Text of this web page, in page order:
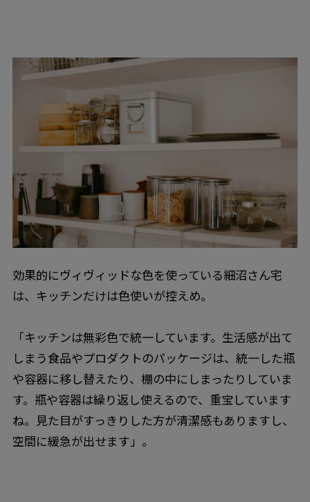
効果的にヴィヴィッドな色を使っている細沼さん宅
は、キッチンだけは色使いが控えめ。
「キッチンは無彩色で統一しています。生活感が出て
しまう食品やプロダクトのパッケージは、統一した瓶
や容器に移し替えたり、棚の中にしまったりしていま
す。瓶や容器は繰り返し使えるので、重宝しています
ね。見た目がすっきりした方が清潔感もありますし、
空間に緩急が出せます」。